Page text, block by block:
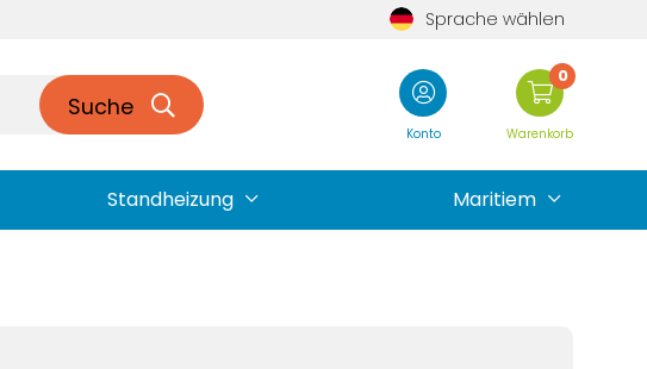
Sprache wählen
Konto
0
Warenkorb
Suche
Standheizung Maritiem